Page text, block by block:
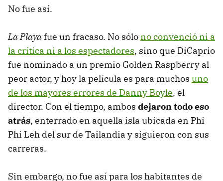
No fue así.
La Playafue un fracaso. No sólono convenció ni a
la crítica ni a los espectadores, sino que DiCaprio
fue nominado a un premio Golden Raspberry al
peor actor, y hoy la película es para muchos uno
de los mayores errores de Danny Boyle, el
director. Con el tiempo, ambos dejaron todo eso
atrás, enterrado en aquella isla ubicada en Phi
Phi Leh del sur de Tailandia y siguieron con sus
carreras.
Sin embargo, no fue así para los habitantes de